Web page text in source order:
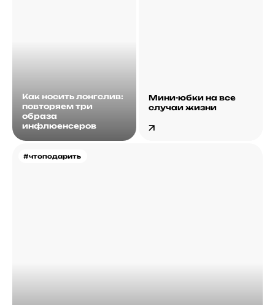
Как носить лонгслив:
повторяем три
образа
инфлюенсеров
#чтоподарить
Мини-юбки на все
случаи жизни